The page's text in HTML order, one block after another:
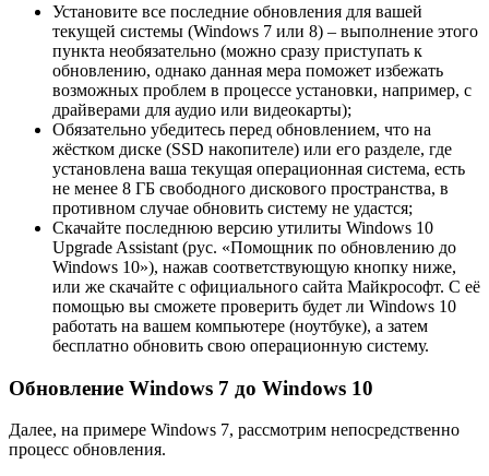
Установите все последние обновления для вашей
текущей системы (Windows 7 или 8) – выполнение этого
пункта необязательно (можно сразу приступать к
обновлению, однако данная мера поможет избежать
возможных проблем в процессе установки, например, с
драйверами для аудио или видеокарты);
Обязательно убедитесь перед обновлением, что на
жёстком диске (SSD накопителе) или его разделе, где
установлена ваша текущая операционная система, есть
не менее 8 ГБ свободного дискового пространства, в
противном случае обновить систему не удастся;
Скачайте последнюю версию утилиты Windows 10
Upgrade Assistant (рус. «Помощник по обновлению до
Windows 10»), нажав соответствующую кнопку ниже,
или же скачайте с официального сайта Майкрософт. С её
помощью вы сможете проверить будет ли Windows 10
работать на вашем компьютере (ноутбуке), а затем
бесплатно обновить свою операционную систему.
Обновление Windows 7 до Windows 10
Далее, на примере Windows 7, рассмотрим непосредственно
процесс обновления.